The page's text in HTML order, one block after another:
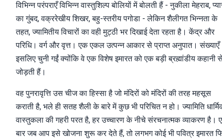
विभिन्न परंपराएँ विभिन्न वास्तुशिल्प बोलियों में बोलती हैं - नुकीला मेहराब,
का गुंबद, वक्ररेखीय शिखर, बहु-स्तरीय पगोडा - लेकिन शैलीगत भिन्नता के
तहत, ज्यामितीय विचारों का वही मुट्ठी भर दिखाई देता रहता है। केंद्र और
परिधि। वर्ग और वृत्त। एक एकल उत्पन्न आकार से प्राप्त अनुपात। संख्याएँ
इसलिए चुनी गईं क्योंकि वे एक विशेष इमारत को एक बड़ी ब्रह्मांडीय कहानी
जोड़ती हैं।
वह पुनरावृत्ति उस चीज का हिस्सा है जो मंदिरों को मंदिरों की तरह महसूस
कराती है, भले ही सतह शैली के बारे में कुछ भी परिचित न हो। ज्यामिति
वास्तुकला की गहरी परत है, हर उच्चारण के नीचे संरचनात्मक व्याकरण है।
बार जब आप इसे खोजना शुरू कर देते हैं, तो लगभग कोई भी पवित्र इमारत